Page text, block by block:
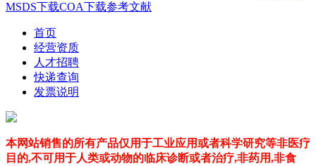
MSDS下载COA下载参考文献
首页
经营资质
人才招聘
快递查询
发票说明
本网站销售的所有产品仅用于工业应用或者科学研究等非医疗
目的,不可用于人类或动物的临床诊断或者治疗,非药用,非食